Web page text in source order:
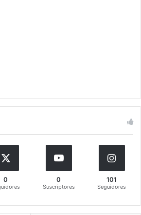
0 0
Suscriptores
101
Seguidores